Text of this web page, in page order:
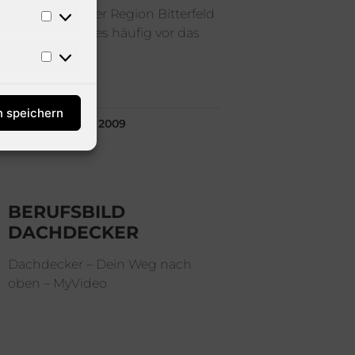
speichern
Bekannte in der Region Bitterfeld
habe, kommt es häufig vor das
mich Leute
24. NOVEMBER 2009
BERUFSBILD
DACHDECKER
Dachdecker – Dein Weg nach
oben – MyVideo